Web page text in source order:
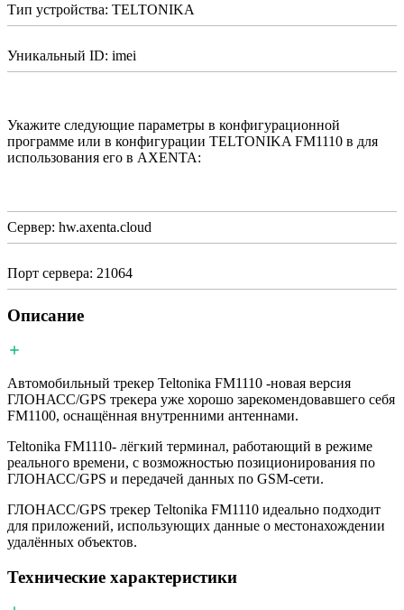
Тип устройства: TELTONIKA
Уникальный ID: imei
Укажите следующие параметры в конфигурационной
программе или в конфигурации TELTONIKA FM1110 в для
использования его в AXENTA:
Сервер: hw.axenta.cloud
Порт сервера: 21064
Описание
Автомобильный трекер Teltoniкa FM1110 -новая версия
ГЛОНАСС/GPS трекера уже хорошо зарекомендовавшего себя
FM1100, оснащённая внутренними антеннами.
Teltonika FM1110- лёгкий терминал, работающий в режиме
реального времени, с возможностью позиционирования по
ГЛОНАСС/GPS и передачей данных по GSM-сети.
ГЛОНАСС/GPS трекер Teltonika FM1110 идеально подходит
для приложений, использующих данные о местонахождении
удалённых объектов.
Технические характеристики